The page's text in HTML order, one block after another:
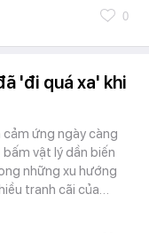
0
'đi quá xa' khi
cảm ứng ngày càng
bấm vật lý dần biến
những xu hướng
tranh cãi của…